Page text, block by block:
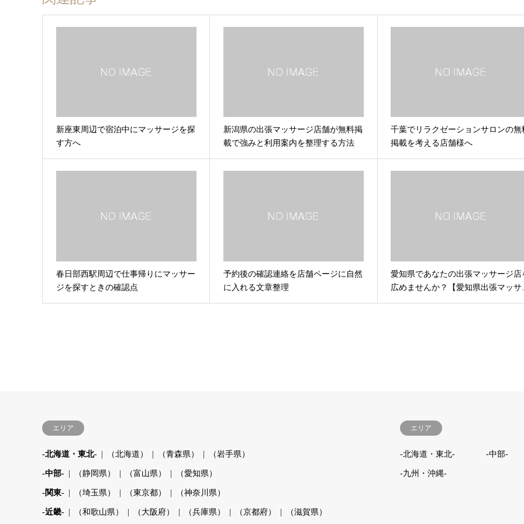
新座東周辺で宿泊中にマッサージを探
す方へ
新潟県の出張マッサージ店舗が無料掲
載で強みと利用案内を整理する方法
千葉でリラクゼーションサロンの無
掲載を考える店舗様へ
春日部西駅周辺で仕事帰りにマッサー
ジを探すときの確認点
予約後の確認連絡を店舗ページに自然
に入れる文章整理
愛知県であなたの出張マッサージ店
広めませんか？【愛知県出張マッ
エリア
-北海道・東北- （北海道） （青森県） （岩手県）
-中部- （静岡県） （富山県） （愛知県）
-関東- （埼玉県） （東京都） （神奈川県）
-近畿- （和歌山県） （大阪府） （兵庫県） （京都府） （滋賀県）
エリア
-北海道・東北- -中部-
-九州・沖縄-